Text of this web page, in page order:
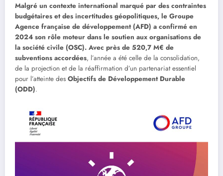
Malgré un contexte international marqué par des contraintes
budgétaires et des incertitudes géopolitiques, le Groupe
Agence française de développement (AFD) a confirmé en
2024 son rôle moteur dans le soutien aux organisations de
la société civile (OSC). Avec près de 520,7 M€ de
subventions accordées, l’année a été celle de la consolidation,
de la projection et de la réaffirmation d’un partenariat essentiel
pour l’atteinte des Objectifs de Développement Durable
(ODD).